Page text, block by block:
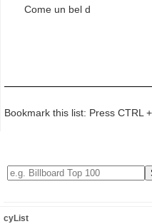
Come un bel d
Bookmark this list: Press CTRL
cyList